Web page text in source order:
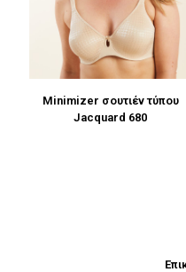
Minimizer σουτιέν τύπου
Jacquard 680